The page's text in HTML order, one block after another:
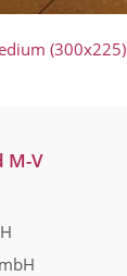
(300x225)
M-V